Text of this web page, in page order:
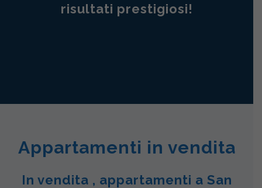
risultati prestigiosi!
Appartamenti in vendita
In vendita , appartamenti a San